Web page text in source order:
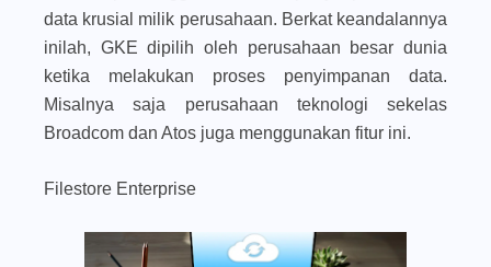
data krusial milik perusahaan. Berkat keandalannya
inilah, GKE dipilih oleh perusahaan besar dunia
ketika melakukan proses penyimpanan data.
Misalnya saja perusahaan teknologi sekelas
Broadcom dan Atos juga menggunakan fitur ini.
Filestore Enterprise